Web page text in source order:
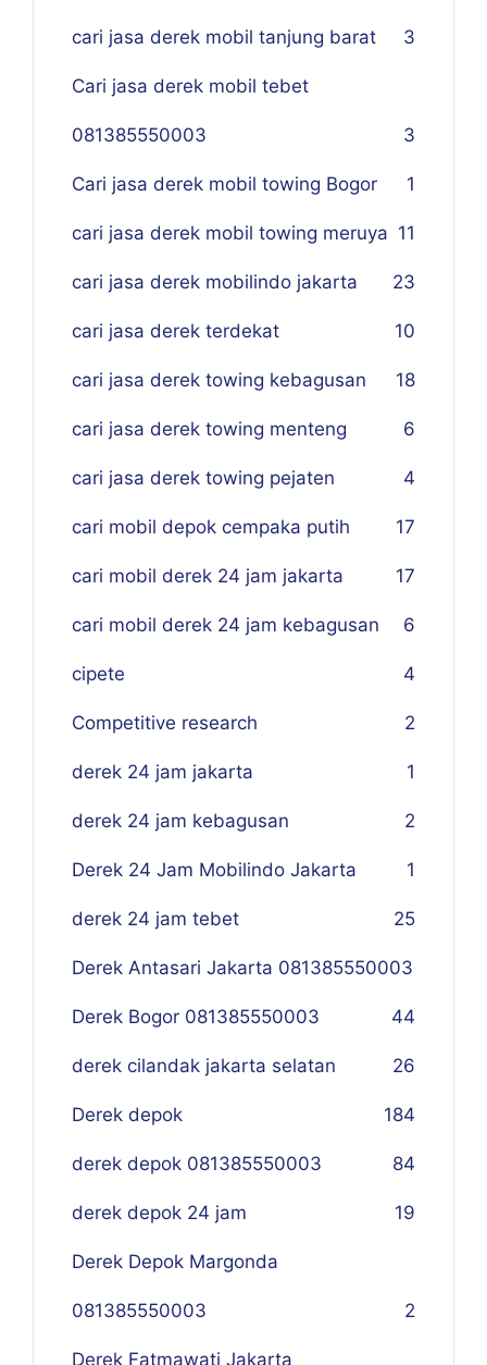
cari jasa derek mobil tanjung barat 3
Cari jasa derek mobil tebet
081385550003 3
Cari jasa derek mobil towing Bogor 1
cari jasa derek mobil towing meruya 11
cari jasa derek mobilindo jakarta 23
cari jasa derek terdekat 10
cari jasa derek towing kebagusan 18
cari jasa derek towing menteng 6
cari jasa derek towing pejaten 4
cari mobil depok cempaka putih 17
cari mobil derek 24 jam jakarta 17
cari mobil derek 24 jam kebagusan 6
cipete 4
Competitive research 2
derek 24 jam jakarta 1
derek 24 jam kebagusan 2
Derek 24 Jam Mobilindo Jakarta 1
derek 24 jam tebet 25
Derek Antasari Jakarta 081385550003
4
Derek Bogor 081385550003 4
derek cilandak jakarta selatan 26
Derek depok 184
derek depok 081385550003 84
derek depok 24 jam 19
Derek Depok Margonda
081385550003 2
Derek Fatmawati Jakarta